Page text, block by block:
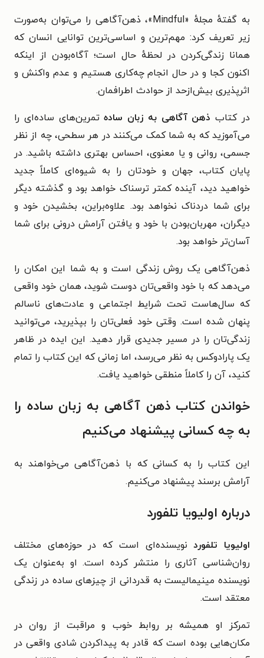
به گفتهٔ مجلهٔ «Mindful»، ذهن‌آگاهی را می‌توان به‌صورت
زیر تعریف کرد: مهم‌ترین و اساسی‌ترین توانایی انسان که
همانا زندگی‌کردن در لحظهٔ حال است؛ آگاه‌بودن از اینکه
اکنون کجا و در حال انجام چه‌کاری هستیم و عدم واکنش و
اثرپذیری بیش‌ازحد از حوادث اطرافمان.
در کتاب ذهن آگاهی به زبان سادهتمرین‌های ساده‌ای را
می‌آموزید که به شما کمک می‌کنند در هر سطحی، چه از نظر
جسمی، روانی و یا معنوی، احساس بهتری داشته باشید. در
پایان کتاب، جهان و خودتان را به شیوه‌ای کاملاً جدید
خواهید دید، آینده کمتر ترسناک خواهد بود و گذشته دیگر
برای شما دردناک نخواهد بود. علاوه‌براین، بخشیدن خود و
دیگران، مهربان‌بودن با خود و یافتن آرامش درونی برای شما
آسان‌تر خواهد بود.
ذهن‌آگاهی یک روش زندگی است و به شما این امکان را
می‌دهد که با خود واقعی‌تان دوست شوید، همان خود واقعی
که سال‌هاست تحت شرایط اجتماعی و عادت‌های ناسالم
پنهان شده است. وقتی خود فعلی‌تان را بپذیرید، می‌توانید
زندگی‌تان را در مسیر جدیدی قرار دهید. این ایده در ظاهر
یک پارادوکس به نظر می‌رسد، اما زمانی که این کتاب را تمام
کنید، آن را کاملاً منطقی خواهید یافت.
خواندن کتاب ذهن آگاهی به زبان ساده را
به چه کسانی پیشنهاد می‌کنیم
این کتاب را به کسانی که با ذهن‌آگاهی می‌خواهند به
آرامش برسند پیشنهاد می‌کنیم.
درباره اولیویا تلفورد
اولیویا تلفوردنویسنده‌ای است که در حوزه‌های مختلف
روان‌شناسی آثاری را منتشر کرده است. او به‌عنوان یک
نویسنده مینیمالیست به قدردانی از چیزهای ساده در زندگی
معتقد است.
تمرکز او همیشه بر روابط خوب و مراقبت از روان در
مکان‌هایی بوده است که قادر به پیداکردن شادی واقعی در